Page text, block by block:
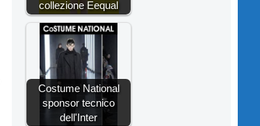
collezione Eequal
Costume National
sponsor tecnico
dell'Inter